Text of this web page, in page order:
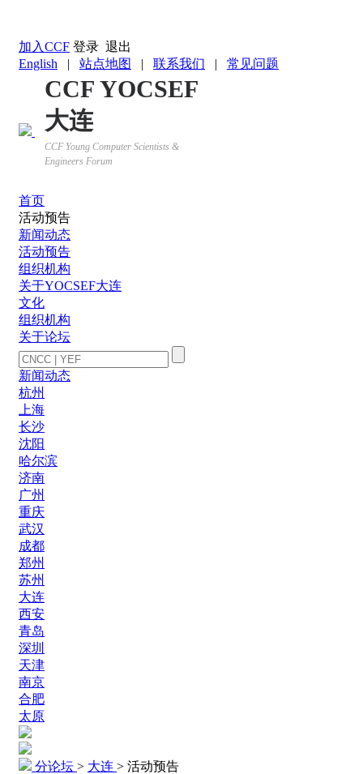
加入CCF 登录 退出
English | 站点地图 | 联系我们 | 常见问题
CCF YOCSEF
大连
CCF Young Computer Scientists &
Engineers Forum
首页
活动预告
新闻动态
活动预告
组织机构
关于YOCSEF大连
文化
组织机构
关于论坛
新闻动态
杭州
上海
长沙
沈阳
哈尔滨
济南
广州
重庆
武汉
成都
郑州
苏州
大连
西安
青岛
深圳
天津
南京
合肥
太原
分论坛 > 大连 > 活动预告